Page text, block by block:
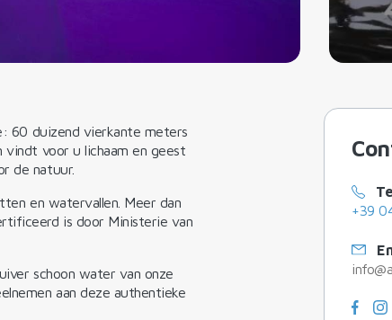
60 duizend vierkante meters
vindt voor u lichaam en geest
de natuur.
en watervallen. Meer dan
is door Ministerie van
schoon water van onze
aan deze authentieke
+39